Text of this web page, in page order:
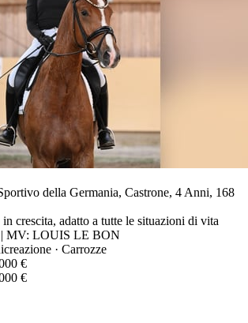
della Germania, Castrone, 4 Anni, 168
crescita, adatto a tutte le situazioni di vita
MV: LOUIS LE BON
· Carrozze
€
€